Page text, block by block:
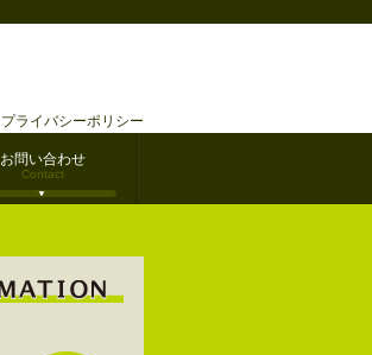
プライバシーポリシー
お問い合わせ
Contact